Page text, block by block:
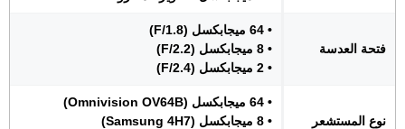
فتحة العدسة
• 64 ميجابكسل (F/1.8)
• 8 ميجابكسل (F/2.2)
• 2 ميجابكسل (F/2.4)
نوع المستشعر
• 64 ميجابكسل (Omnivision OV64B)
• 8 ميجابكسل (Samsung 4H7)